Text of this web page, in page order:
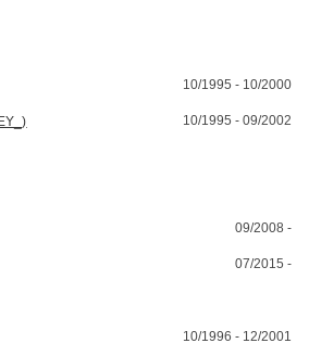
10/1995 - 10/2000
10/1995 - 09/2002
09/2008 -
07/2015 -
10/1996 - 12/2001